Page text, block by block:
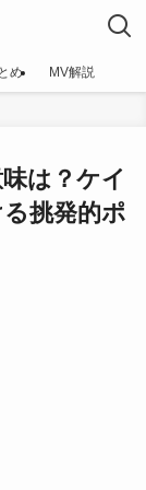
め MV解説
は？ケイ
挑発的ポ